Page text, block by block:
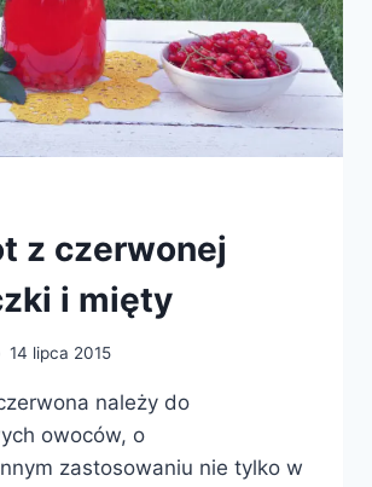
z czerwonej
i mięty
14 lipca 2015
należy do
owoców, o
zastosowaniu nie tylko w